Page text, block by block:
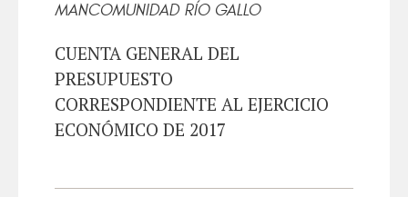
MANCOMUNIDAD RÍO GALLO
CUENTA GENERAL DEL
PRESUPUESTO
CORRESPONDIENTE AL EJERCICIO
ECONÓMICO DE 2017